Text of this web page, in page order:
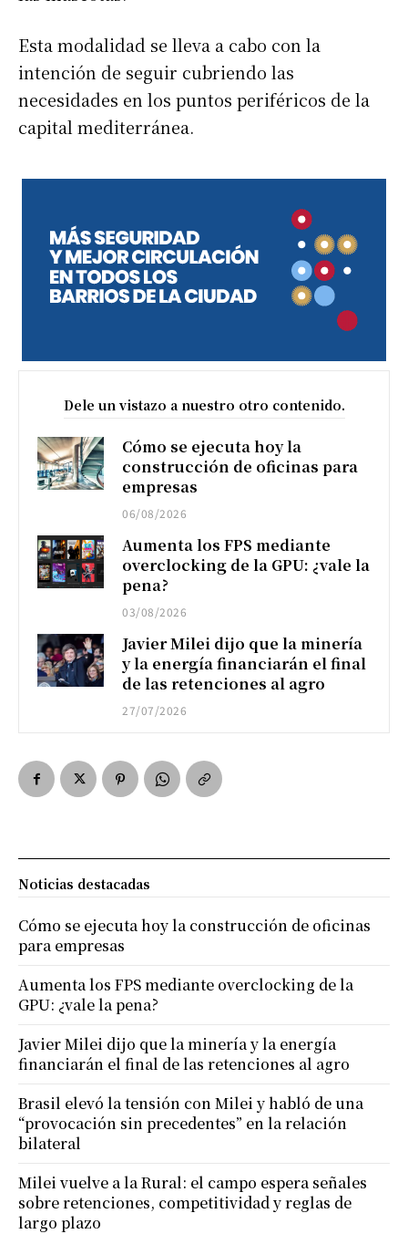
Esta modalidad se lleva a cabo con la
intención de seguir cubriendo las
necesidades en los puntos periféricos de la
capital mediterránea.
Dele un vistazo a nuestro otro contenido.
Cómo se ejecuta hoy la
construcción de oficinas para
empresas
06/08/2026
Aumenta los FPS mediante
overclocking de la GPU: ¿vale la
pena?
03/08/2026
Javier Milei dijo que la minería
y la energía financiarán el final
de las retenciones al agro
27/07/2026
Noticias destacadas
Cómo se ejecuta hoy la construcción de oficinas
para empresas
Aumenta los FPS mediante overclocking de la
GPU: ¿vale la pena?
Javier Milei dijo que la minería y la energía
financiarán el final de las retenciones al agro
Brasil elevó la tensión con Milei y habló de una
“provocación sin precedentes” en la relación
bilateral
Milei vuelve a la Rural: el campo espera señales
sobre retenciones, competitividad y reglas de
largo plazo